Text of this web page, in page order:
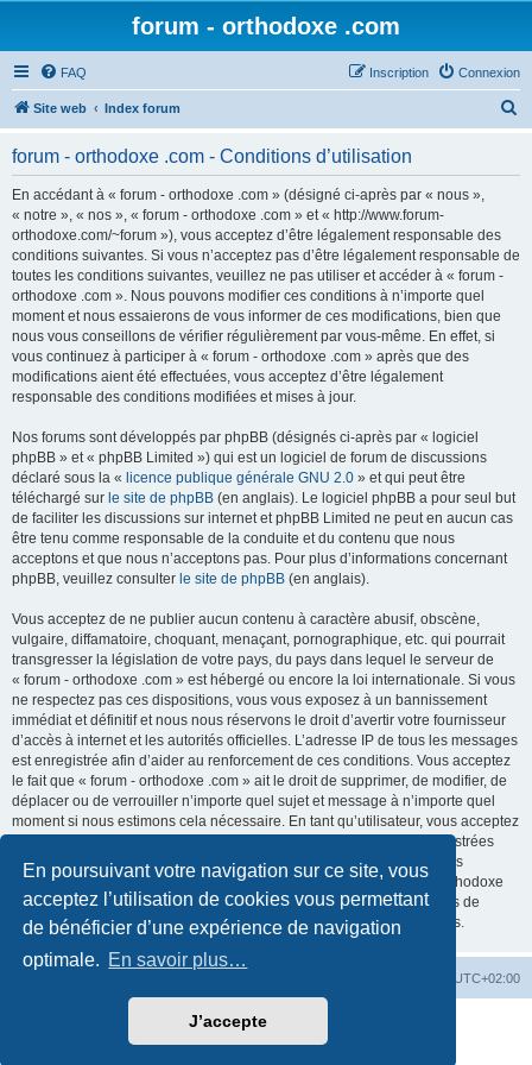
En poursuivant votre navigation sur ce site, vous
acceptez l’utilisation de cookies vous permettant
de bénéficier d’une expérience de navigation
optimale. En savoir plus…
J’accepte
forum - orthodoxe .com
FAQ Connexion
Inscription
Site web Index forum
forum - orthodoxe .com - Conditions d’utilisation
En accédant à « forum - orthodoxe .com » (désigné ci-après par « nous »,
« notre », « nos », « forum - orthodoxe .com » et « http://www.forum-
orthodoxe.com/~forum »), vous acceptez d’être légalement responsable des
conditions suivantes. Si vous n’acceptez pas d’être légalement responsable de
toutes les conditions suivantes, veuillez ne pas utiliser et accéder à « forum -
orthodoxe .com ». Nous pouvons modifier ces conditions à n’importe quel
moment et nous essaierons de vous informer de ces modifications, bien que
nous vous conseillons de vérifier régulièrement par vous-même. En effet, si
vous continuez à participer à « forum - orthodoxe .com » après que des
modifications aient été effectuées, vous acceptez d’être légalement
responsable des conditions modifiées et mises à jour.
Nos forums sont développés par phpBB (désignés ci-après par « logiciel
phpBB » et « phpBB Limited ») qui est un logiciel de forum de discussions
déclaré sous la « licence publique générale GNU 2.0 » et qui peut être
téléchargé sur le site de phpBB (en anglais). Le logiciel phpBB a pour seul but
de faciliter les discussions sur internet et phpBB Limited ne peut en aucun cas
être tenu comme responsable de la conduite et du contenu que nous
acceptons et que nous n’acceptons pas. Pour plus d’informations concernant
phpBB, veuillez consulter le site de phpBB (en anglais).
Vous acceptez de ne publier aucun contenu à caractère abusif, obscène,
vulgaire, diffamatoire, choquant, menaçant, pornographique, etc. qui pourrait
transgresser la législation de votre pays, du pays dans lequel le serveur de
« forum - orthodoxe .com » est hébergé ou encore la loi internationale. Si vous
ne respectez pas ces dispositions, vous vous exposez à un bannissement
immédiat et définitif et nous nous réservons le droit d’avertir votre fournisseur
d’accès à internet et les autorités officielles. L’adresse IP de tous les messages
est enregistrée afin d’aider au renforcement de ces conditions. Vous acceptez
le fait que « forum - orthodoxe .com » ait le droit de supprimer, de modifier, de
déplacer ou de verrouiller n’importe quel sujet et message à n’importe quel
moment si nous estimons cela nécessaire. En tant qu’utilisateur, vous acceptez
que toutes les informations que vous avez renseignées soient enregistrées
dans notre base de données. Bien que ces informations ne seront pas
diffusées à une tierce partie sans votre consentement, ni « forum - orthodoxe
.com », ni phpBB, ne pourront être tenus comme responsables en cas de
tentative de piratage informatique visant à compromettre vos données.
UTC+02:00
phpBB® Forum Software © phpBB Limited
©